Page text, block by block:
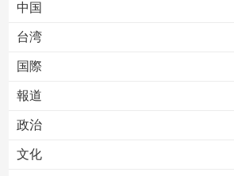
中国
台湾
国際
報道
政治
文化